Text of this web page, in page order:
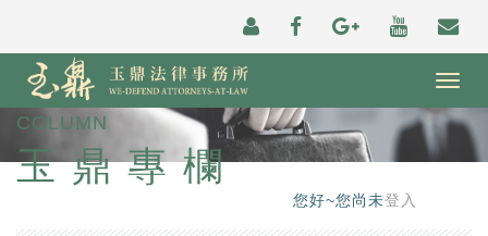
COLUMN
玉鼎專欄
您好~您尚未登入